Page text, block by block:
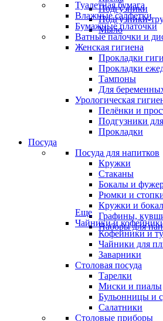
Подгузники
Подгузники-
Мыло
Туалетная бумага
Влажные салфетки
Бумажные платочки
Ватные палочки и
Женская гигиена
Прокладки
Прокладки
Тампоны
Для
Урологическая
Пелёнки и
Подгузники
Прокладки
Посуда
Посуда для напитков
Кружки
Стаканы
Бокалы и
Рюмки и
Кружки и
Графины,
Наборы для
Еще
Чайники и
Кофейники и
Чайники для
Заварники
Столовая посуда
Тарелки
Миски и пиалы
Бульонницы и
Салатники
Столовые приборы